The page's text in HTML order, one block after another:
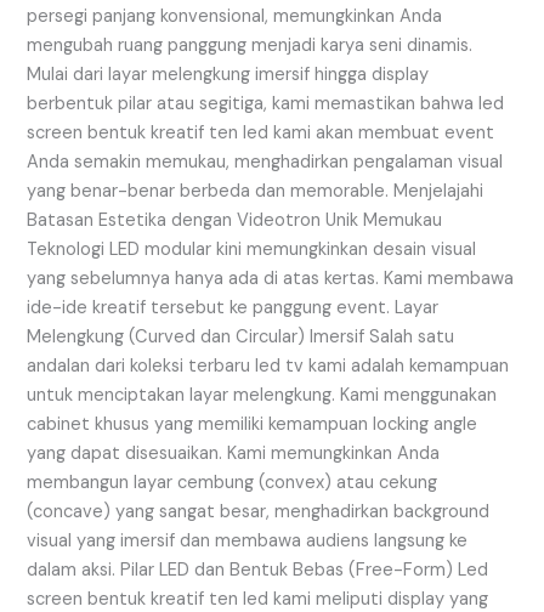
persegi panjang konvensional, memungkinkan Anda
mengubah ruang panggung menjadi karya seni dinamis.
Mulai dari layar melengkung imersif hingga display
berbentuk pilar atau segitiga, kami memastikan bahwa led
screen bentuk kreatif ten led kami akan membuat event
Anda semakin memukau, menghadirkan pengalaman visual
yang benar-benar berbeda dan memorable. Menjelajahi
Batasan Estetika dengan Videotron Unik Memukau
Teknologi LED modular kini memungkinkan desain visual
yang sebelumnya hanya ada di atas kertas. Kami membawa
ide-ide kreatif tersebut ke panggung event. Layar
Melengkung (Curved dan Circular) Imersif Salah satu
andalan dari koleksi terbaru led tv kami adalah kemampuan
untuk menciptakan layar melengkung. Kami menggunakan
cabinet khusus yang memiliki kemampuan locking angle
yang dapat disesuaikan. Kami memungkinkan Anda
membangun layar cembung (convex) atau cekung
(concave) yang sangat besar, menghadirkan background
visual yang imersif dan membawa audiens langsung ke
dalam aksi. Pilar LED dan Bentuk Bebas (Free-Form) Led
screen bentuk kreatif ten led kami meliputi display yang